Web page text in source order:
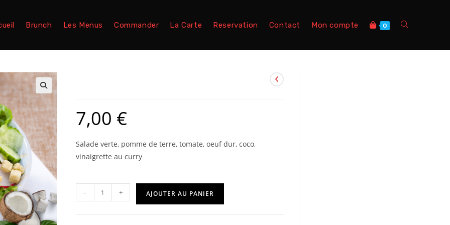
Brunch Les Menus Commander La Carte Reservation Contact Mon compte 0
🔍
7,00 €
Salade verte, pomme de terre, tomate, oeuf dur, coco,
vinaigrette au curry
- + AJOUTER AU PANIER